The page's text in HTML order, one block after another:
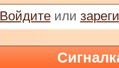
Войдитеили